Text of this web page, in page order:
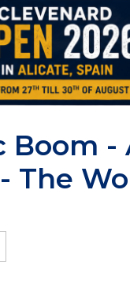
Boom
The